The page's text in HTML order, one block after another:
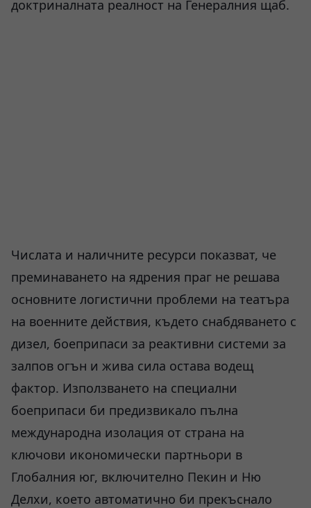
доктриналната реалност на Генералния щаб.
Числата и наличните ресурси показват, че
преминаването на ядрения праг не решава
основните логистични проблеми на театъра
на военните действия, където снабдяването с
дизел, боеприпаси за реактивни системи за
залпов огън и жива сила остава водещ
фактор. Използването на специални
боеприпаси би предизвикало пълна
международна изолация от страна на
ключови икономически партньори в
Глобалния юг, включително Пекин и Ню
Делхи, което автоматично би прекъснало